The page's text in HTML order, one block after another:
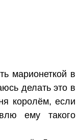
марионеткой в
делать это в
королём, если
ему такого